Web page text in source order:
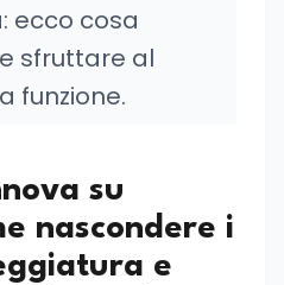
ecco cosa
sfruttare al
funzione.
su
nascondere i
e